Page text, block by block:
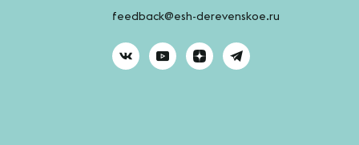
feedback@esh-derevenskoe.ru